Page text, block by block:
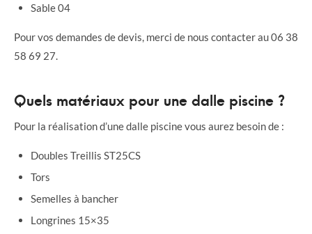
Sable 04
Pour vos demandes de devis, merci de nous contacter au 06 38
58 69 27.
Quels matériaux pour une dalle piscine ?
Pour la réalisation d’une dalle piscine vous aurez besoin de :
Doubles Treillis ST25CS
Tors
Semelles à bancher
Longrines 15×35